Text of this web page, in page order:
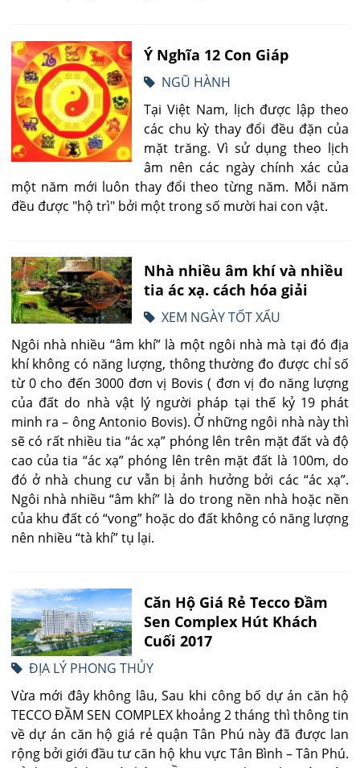
Ý Nghĩa 12 Con Giáp
NGŨ HÀNH
Tại Việt Nam, lịch được lập theo
các chu kỳ thay đổi đều đặn của
mặt trăng. Vì sử dụng theo lịch
âm nên các ngày chính xác của
một năm mới luôn thay đổi theo từng năm. Mỗi năm
đều được "hộ trì" bởi một trong số mười hai con vật.
Nhà nhiều âm khí và nhiều
tia ác xạ. cách hóa giải
XEM NGÀY TỐT XẤU
Ngôi nhà nhiều “âm khí” là một ngôi nhà mà tại đó địa
khí không có năng lượng, thông thường đo được chỉ số
từ 0 cho đến 3000 đơn vị Bovis ( đơn vị đo năng lượng
của đất do nhà vật lý người pháp tại thế kỷ 19 phát
minh ra – ông Antonio Bovis). Ở những ngôi nhà này thì
sẽ có rất nhiều tia “ác xạ” phóng lên trên mặt đất và độ
cao của tia “ác xạ” phóng lên trên mặt đất là 100m, do
đó ở nhà chung cư vẫn bị ảnh hưởng bởi các “ác xạ”.
Ngôi nhà nhiều “âm khí” là do trong nền nhà hoặc nền
của khu đất có “vong” hoặc do đất không có năng lượng
nên nhiều “tà khí” tụ lại.
Căn Hộ Giá Rẻ Tecco Đầm
Sen Complex Hút Khách
Cuối 2017
ĐỊA LÝ PHONG THỦY
Vừa mới đây không lâu, Sau khi công bố dự án căn hộ
TECCO ĐẦM SEN COMPLEX khoảng 2 tháng thì thông tin
về dự án căn hộ giá rẻ quận Tân Phú này đã được lan
rộng bởi giới đầu tư căn hộ khu vực Tân Bình – Tân Phú.